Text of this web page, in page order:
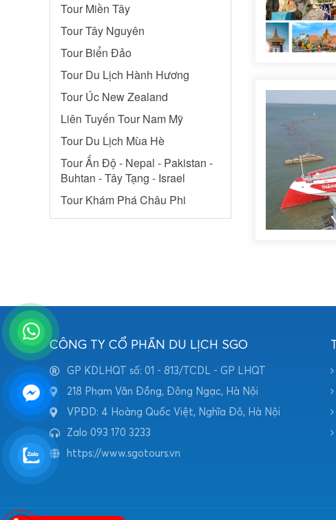
Tour Miền Tây
Tour Tây Nguyên
Tour Biển Đảo
Tour Du Lịch Hành Hương
Tour Úc New Zealand
Liên Tuyến Tour Nam Mỹ
Tour Du Lịch Mùa Hè
Tour Ấn Độ - Nepal - Pakistan -
Buhtan - Tây Tạng - Israel
Tour Khám Phá Châu Phi
CÔNG TY CỔ PHẦN DU LỊCH SGO
GP KDLHQT số: 01 - 813/TCDL - GP LHQT
218 Phạm Văn Đồng, Đông Ngạc, Hà Nội
VPĐD: 4 Hoàng Quốc Việt, Nghĩa Đô, Hà Nội
Zalo 093 170 3233
https://www.sgotours.vn